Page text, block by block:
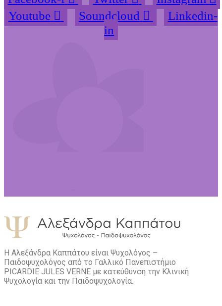
Youtube
Soundcloud
Linkedin-
in
Η Αλεξάνδρα Καππάτου είναι Ψυχολόγος –
Παιδοψυχολόγος από το Γαλλικό Πανεπιστήμιο
PICARDIE JULES VERNE με κατεύθυνση την Kλινική
Ψυχολογία και την Παιδοψυχολογία.